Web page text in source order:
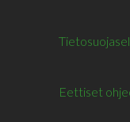
Eettiset